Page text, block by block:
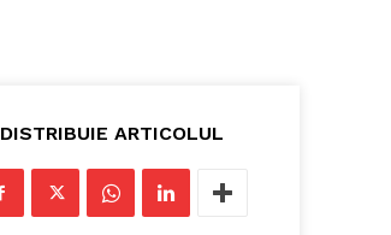
DISTRIBUIE ARTICOLUL